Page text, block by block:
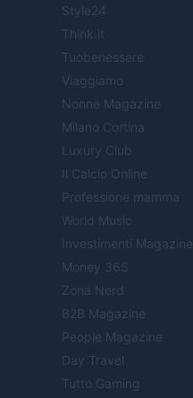
Style24
Think.it
Tuobenessere
Viaggiamo
Nonne Magazine
Milano Cortina
Luxury Club
Il Calcio Online
Professione mamma
World Music
Investimenti Magazine
Money 365
Zona Nerd
B2B Magazine
People Magazine
Day Travel
Tutto Gaming